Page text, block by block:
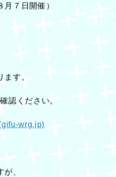
７日開催）
ます。
認ください。
wrg.jp)
、